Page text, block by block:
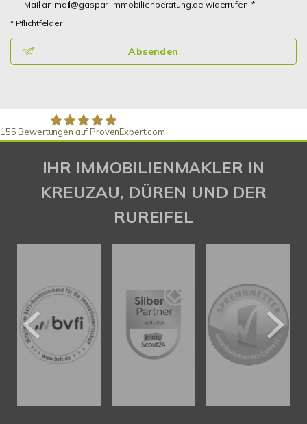
Mail an mail@gaspar-immobilienberatung.de widerrufen. *
* Pflichtfelder
Absenden
Gaspar Immobilienberatung
155 Bewertungen auf ProvenExpert.com
IHR IMMOBILIENMAKLER IN
KREUZAU, DÜREN UND DER
RUREIFEL